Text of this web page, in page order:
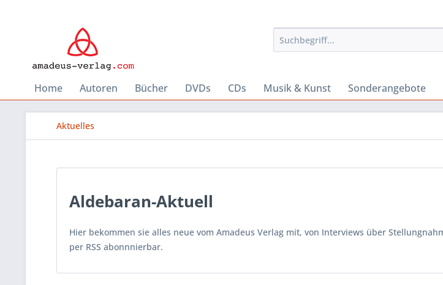
Home Autoren Bücher DVDs CDs Musik & Kunst Sonderangebote
Aktuelles
Aldebaran-Aktuell
Hier bekommen sie alles neue vom Amadeus Verlag mit, von Interviews über
per RSS abonnnierbar.